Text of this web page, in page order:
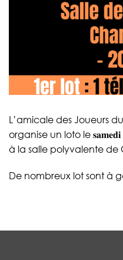
L’amicale des Joueurs du
organise un loto le 𝐬𝐚𝐦𝐞𝐝𝐢
à la salle polyvalente de
De nombreux lot sont à